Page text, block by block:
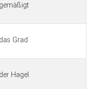
gemäßigt
das Grad
der Hagel